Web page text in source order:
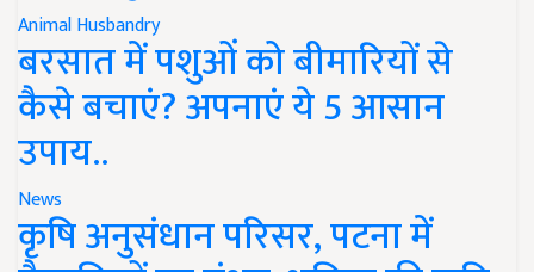
Animal Husbandry
बरसात में पशुओं को बीमारियों से
कैसे बचाएं? अपनाएं ये 5 आसान
उपाय..
News
कृषि अनुसंधान परिसर, पटना में